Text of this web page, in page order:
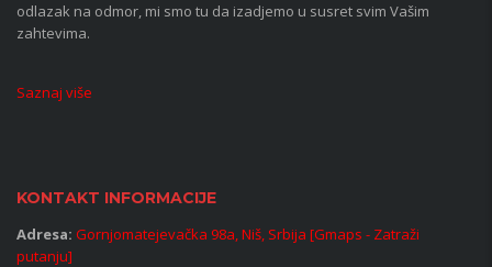
odlazak na odmor, mi smo tu da izadjemo u susret svim Vašim
zahtevima.
Saznaj više
KONTAKT INFORMACIJE
Adresa: Gornjomatejevačka 98a, Niš, Srbija [Gmaps - Zatraži
putanju]